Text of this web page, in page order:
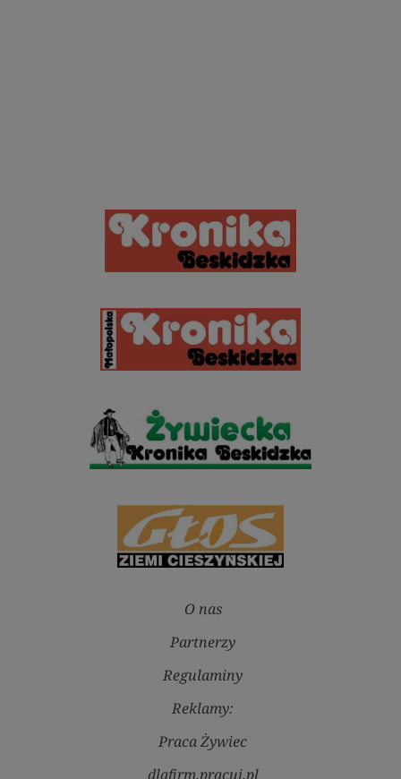
O nas
Partnerzy
Regulaminy
Reklamy:
Praca Żywiec
dlafirm.pracuj.pl